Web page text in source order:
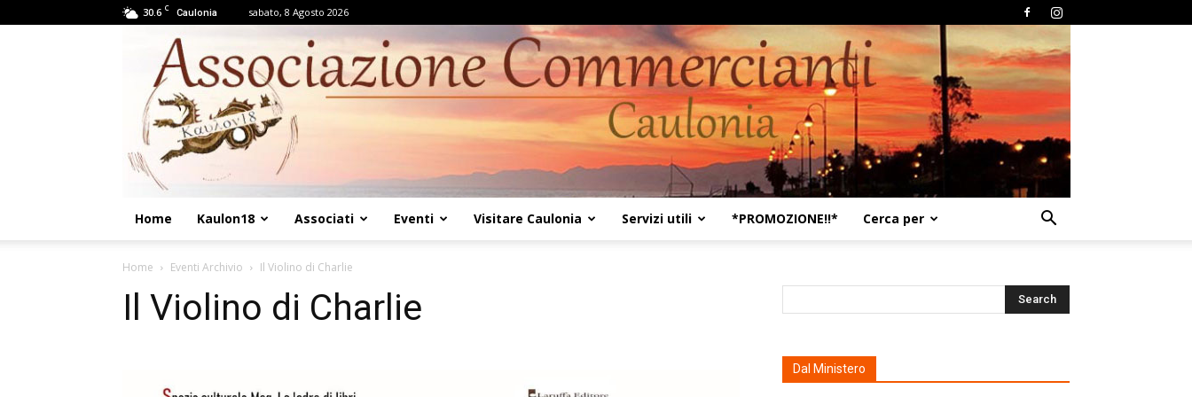
30.6 C Caulonia sabato, 8 Agosto 2026
Home Kaulon18 Associati Eventi Visitare Caulonia Servizi utili *PROMOZIONE!!* Cerca per
Home Eventi Archivio Il Violino di Charlie
Il Violino di Charlie
Dal Ministero